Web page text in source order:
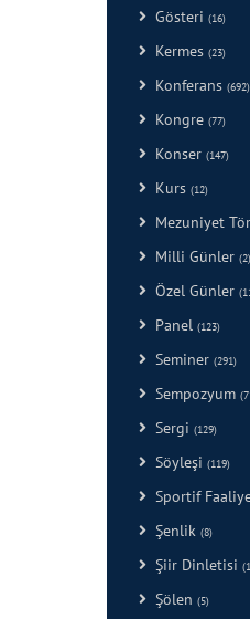
Gösteri (16)
Kermes (23)
Konferans (692)
Kongre (77)
Konser (147)
Kurs (12)
Mezuniyet
Milli Günler (2)
Özel Günler
Panel (123)
Seminer (291)
Sempozyum
Sergi (129)
Söyleşi (119)
Sportif
Şenlik (8)
Şiir Dinletisi
Şölen (5)